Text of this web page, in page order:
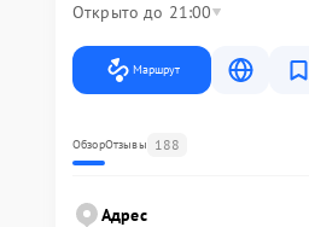
Открыто до 21:00
Маршрут
ОбзорОтзывы 188
Адрес